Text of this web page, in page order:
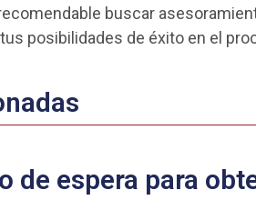
buscar
posibilidades de éxito en el
de espera para